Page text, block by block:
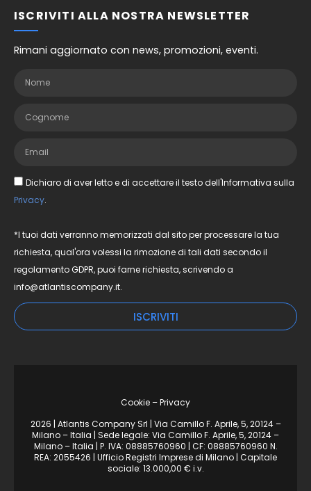
ISCRIVITI ALLA NOSTRA NEWSLETTER
Rimani aggiornato con news, promozioni, eventi.
Dichiaro di aver letto e di accettare il testo dell'Informativa sulla
Privacy.
*I tuoi dati verranno memorizzati dal sito per processare la tua
richiesta, qual'ora volessi la rimozione di tali dati secondo il
regolamento GDPR, puoi farne richiesta, scrivendo a
info@atlantiscompany.it.
ISCRIVITI
Cookie – Privacy
2026 | Atlantis Company Srl | Via Camillo F. Aprile, 5, 20124 –
Milano – Italia | Sede legale: Via Camillo F. Aprile, 5, 20124 –
Milano – Italia | P. IVA: 08885760960 | CF: 08885760960 N.
REA: 2055426 | Ufficio Registri Imprese di Milano | Capitale
sociale: 13.000,00 € i.v.